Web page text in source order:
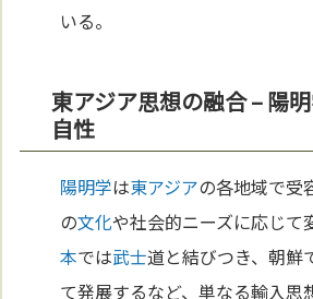
いる。
東アジア思想の融合 – 陽
自性
陽明学は東アジアの各地域で受
の文化や社会的ニーズに応じて
本では武士道と結びつき、朝鮮
て発展するなど、単なる輸入思